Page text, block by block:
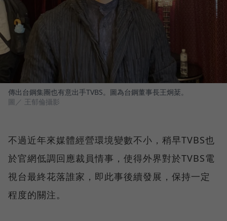
傳出台鋼集團也有意出手TVBS。圖為台鋼董事長王炯棻。
圖／ 王郁倫攝影
不過近年來媒體經營環境變數不小，稍早TVBS也
於官網低調回應裁員情事，使得外界對於TVBS電
視台最終花落誰家，即此事後續發展，保持一定
程度的關注。